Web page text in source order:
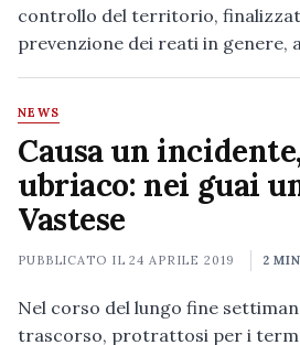
controllo del territorio,
prevenzione dei reati in genere,
NEWS
Causa un
ubriaco: nei guai
Vastese
PUBBLICATO IL24 APRILE 2019 2 MIN
Nel corso del lungo fine
trascorso, protrattosi per i